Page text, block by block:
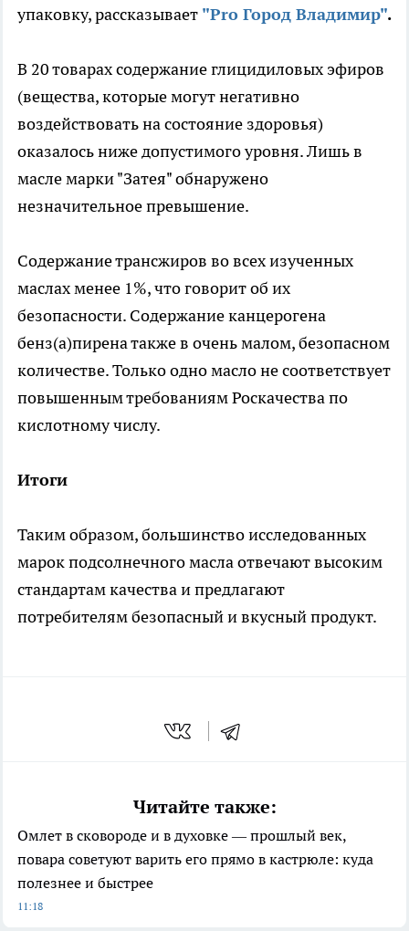
упаковку, рассказывает "Pro Город Владимир".
В 20 товарах содержание глицидиловых эфиров
(вещества, которые могут негативно
воздействовать на состояние здоровья)
оказалось ниже допустимого уровня. Лишь в
масле марки "Затея" обнаружено
незначительное превышение.
Содержание трансжиров во всех изученных
маслах менее 1%, что говорит об их
безопасности. Содержание канцерогена
бенз(а)пирена также в очень малом, безопасном
количестве. Только одно масло не соответствует
повышенным требованиям Роскачества по
кислотному числу.
Итоги
Таким образом, большинство исследованных
марок подсолнечного масла отвечают высоким
стандартам качества и предлагают
потребителям безопасный и вкусный продукт.
Читайте также:
Омлет в сковороде и в духовке — прошлый век,
повара советуют варить его прямо в кастрюле: куда
полезнее и быстрее
11:18